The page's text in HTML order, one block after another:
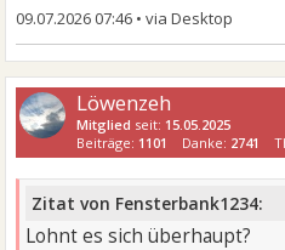
09.07.2026 07:46 •
Löwenzeh
Mitglied seit: 15.05.2025
Beiträge: 1101 Danke: 2741
Zitat von Fensterbank1234:
Lohnt es sich überhaupt?